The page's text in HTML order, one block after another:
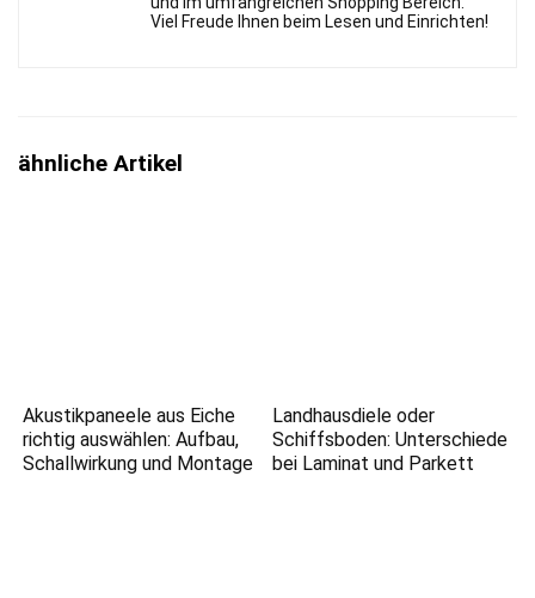
Viel Freude Ihnen beim Lesen und Einrichten!
ähnliche Artikel
Akustikpaneele aus Eiche
richtig auswählen: Aufbau,
Schallwirkung und Montage
Landhausdiele oder
Schiffsboden: Unterschiede
bei Laminat und Parkett